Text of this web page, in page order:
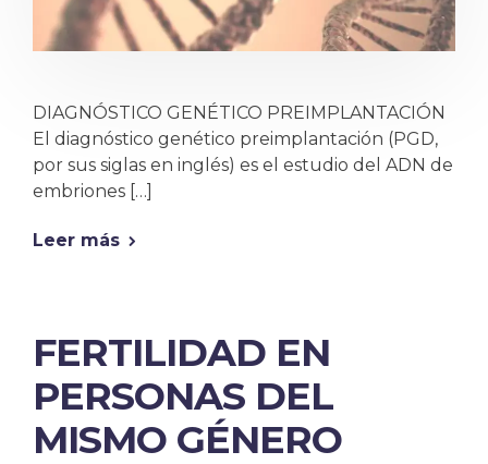
DIAGNÓSTICO GENÉTICO PREIMPLANTACIÓN
El diagnóstico genético preimplantación (PGD,
por sus siglas en inglés) es el estudio del ADN de
embriones […]
Leer más
FERTILIDAD EN
PERSONAS DEL
MISMO GÉNERO